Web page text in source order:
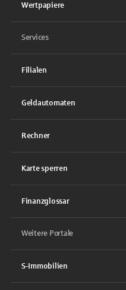
Wertpapiere
Services
Filialen
Geldautomaten
Rechner
Karte sperren
Finanzglossar
Weitere Portale
S-Immobilien